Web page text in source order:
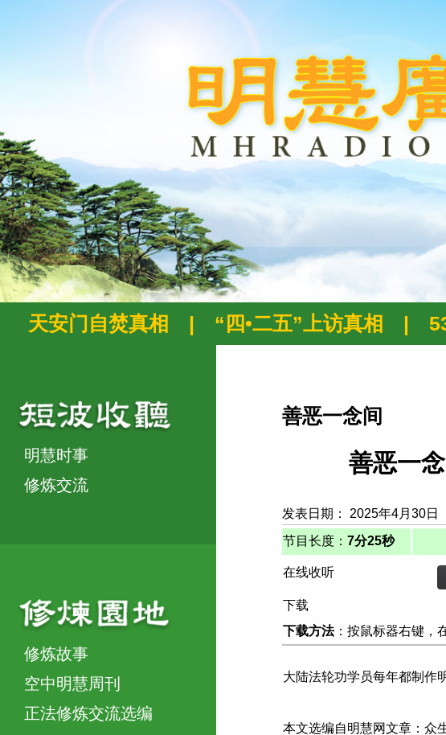
天安门自焚真相 | “四•二五”上访真相 |
明慧时事
修炼交流
修炼故事
空中明慧周刊
正法修炼交流选编
善恶一念间
善恶一
发表日期： 2025年4月30日
节目长度： 7分25秒
在线收听
下载
下载方法：按鼠标器右键，
大陆法轮功学员每年都制作
本文选编自明慧网文章：众